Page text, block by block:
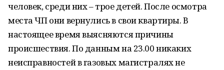
человек, среди них – трое детей. После осмотра
места ЧП они вернулись в свои квартиры. В
настоящее время выясняются причины
происшествия. По данным на 23.00 никаких
неисправностей в газовых магистралях не